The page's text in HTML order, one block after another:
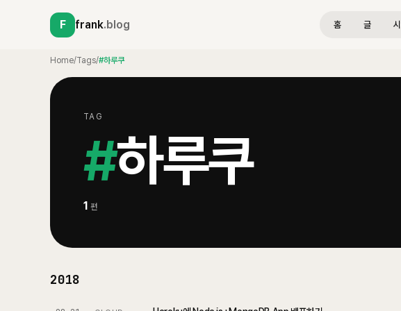
F frank.blog 홈 글
Home/Tags/#하루쿠
TAG
#하루쿠
1 편
2018